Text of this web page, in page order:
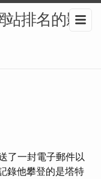
站排名的影
了一封電子郵件以
錄他攀登的是塔特